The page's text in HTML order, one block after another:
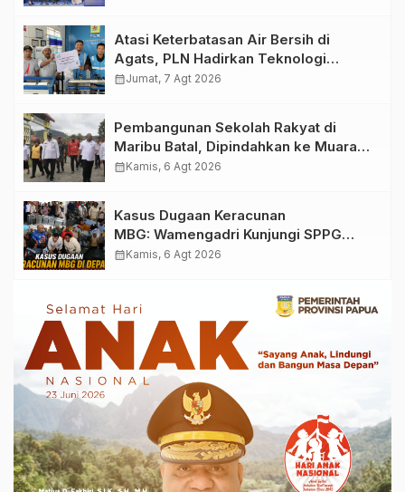
Atasi Keterbatasan Air Bersih di
Agats, PLN Hadirkan Teknologi
Desalinasi untuk Masjid Saiful Al-
calendar_monthJumat, 7 Agt 2026
Pembangunan Sekolah Rakyat di
Maribu Batal, Dipindahkan ke Muara
Tami, Ini Sebabnya
calendar_monthKamis, 6 Agt 2026
Kasus Dugaan Keracunan
MBG: Wamengadri Kunjungi SPPG
Yayasan KIS Papua, Ini yang
calendar_monthKamis, 6 Agt 2026